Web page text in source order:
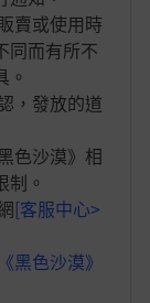
賣或使用時
同而有所不
，發放的道
色沙漠》相
。
[客服中心>
《黑色沙漠》